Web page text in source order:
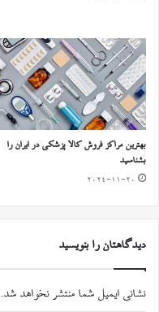
بهترین مراکز فروش کالا پزشکی در ایران را
بشناسید
2024-11-20
دیدگاهتان را بنویسید
نشانی ایمیل شما منتشر نخواهد شد.